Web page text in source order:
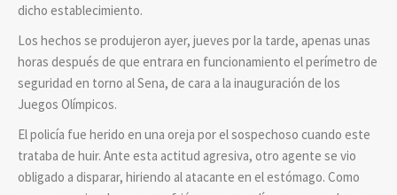
dicho establecimiento.
Los hechos se produjeron ayer, jueves por la tarde, apenas unas
horas después de que entrara en funcionamiento el perímetro de
seguridad en torno al Sena, de cara a la inauguración de los
Juegos Olímpicos.
El policía fue herido en una oreja por el sospechoso cuando este
trataba de huir. Ante esta actitud agresiva, otro agente se vio
obligado a disparar, hiriendo al atacante en el estómago. Como